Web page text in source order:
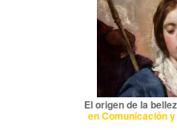
El origen de la
en Comunicación y